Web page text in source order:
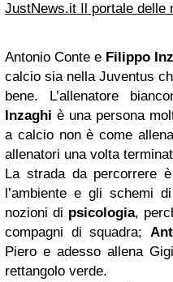
JustNews.it Il portale delle
Antonio Conte e Filippo
calcio sia nella Juventus
bene. L’allenatore
Inzaghi è una persona
a calcio non è come
allenatori una volta
La strada da percorrere
l’ambiente e gli schemi
nozioni di psicologia,
compagni di squadra;
Piero e adesso allena
rettangolo verde.